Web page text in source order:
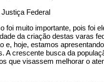
foi muito importante, pois foi
da criação destas varas
e, hoje, estamos
A crescente busca da
que visassem melhorar o